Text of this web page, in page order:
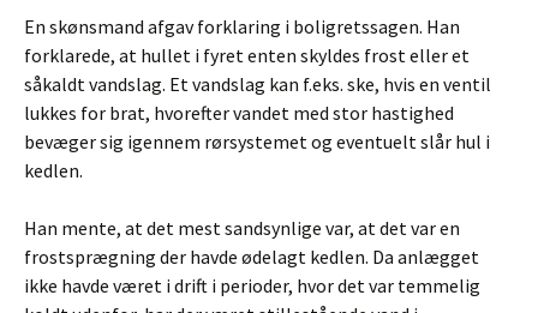
En skønsmand afgav forklaring i boligretssagen. Han
forklarede, at hullet i fyret enten skyldes frost eller et
såkaldt vandslag. Et vandslag kan f.eks. ske, hvis en ventil
lukkes for brat, hvorefter vandet med stor hastighed
bevæger sig igennem rørsystemet og eventuelt slår hul i
kedlen.
Han mente, at det mest sandsynlige var, at det var en
frostsprægning der havde ødelagt kedlen. Da anlægget
ikke havde været i drift i perioder, hvor det var temmelig